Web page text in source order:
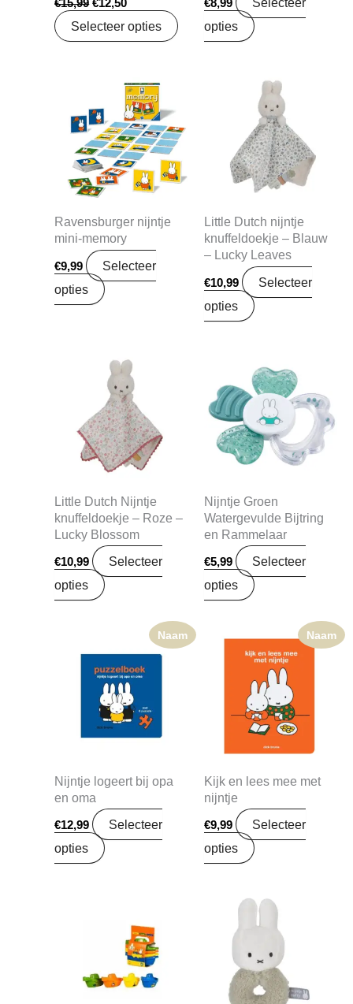
€15,99 €12,50
Selecteer opties
€8,99
opties
Ravensburger nijntje
mini-memory
€9,99
Selecteer
opties
Little Dutch nijntje
knuffeldoekje – Blauw
– Lucky Leaves
€10,99
Selecteer
opties
Little Dutch Nijntje
knuffeldoekje – Roze –
Lucky Blossom
€10,99
Selecteer
opties
Nijntje Groen
Watergevulde Bijtring
en Rammelaar
€5,99
Selecteer
opties
Naam
Nijntje logeert bij opa
en oma
€12,99
Selecteer
opties
Naam
Kijk en lees mee met
nijntje
€9,99
Selecteer
opties